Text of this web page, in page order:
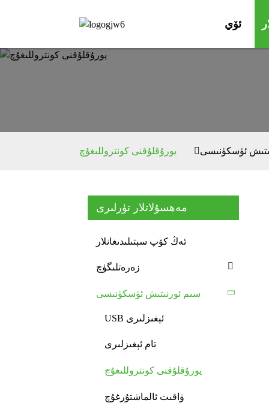
ئۆي
ئۈسكۈنىسى يورۇقلۇقنى كونتروللىغۇچ
مەھسۇلاتلار تۈرلىرى
ئەڭ كۆپ سېتىلىدىغانلار
زەرەتلىگۈچ
سىم ئورنىتىش ئۈسكۈنىسى
USB ئېغىزلىرى
تام ئېغىزلىرى
يورۇقلۇقنى كونتروللىغۇچ
ۋاقىت ئالماشتۇرغۇچ